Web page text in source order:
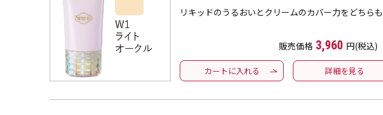
リキッドのうるおいとクリームのカバー力をどちらも
販売価格 3,960 円(税込)
カートに入れる 詳細を見る